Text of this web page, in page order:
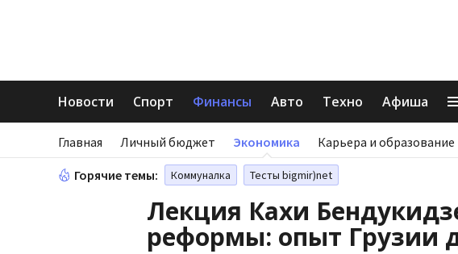
Новости Спорт Финансы Авто Техно Афиша
Главная Личный бюджет Экономика Карьера и образование
Горячие темы: Коммуналка Тесты bigmir)net
Лекция Кахи
реформы: опыт Грузии